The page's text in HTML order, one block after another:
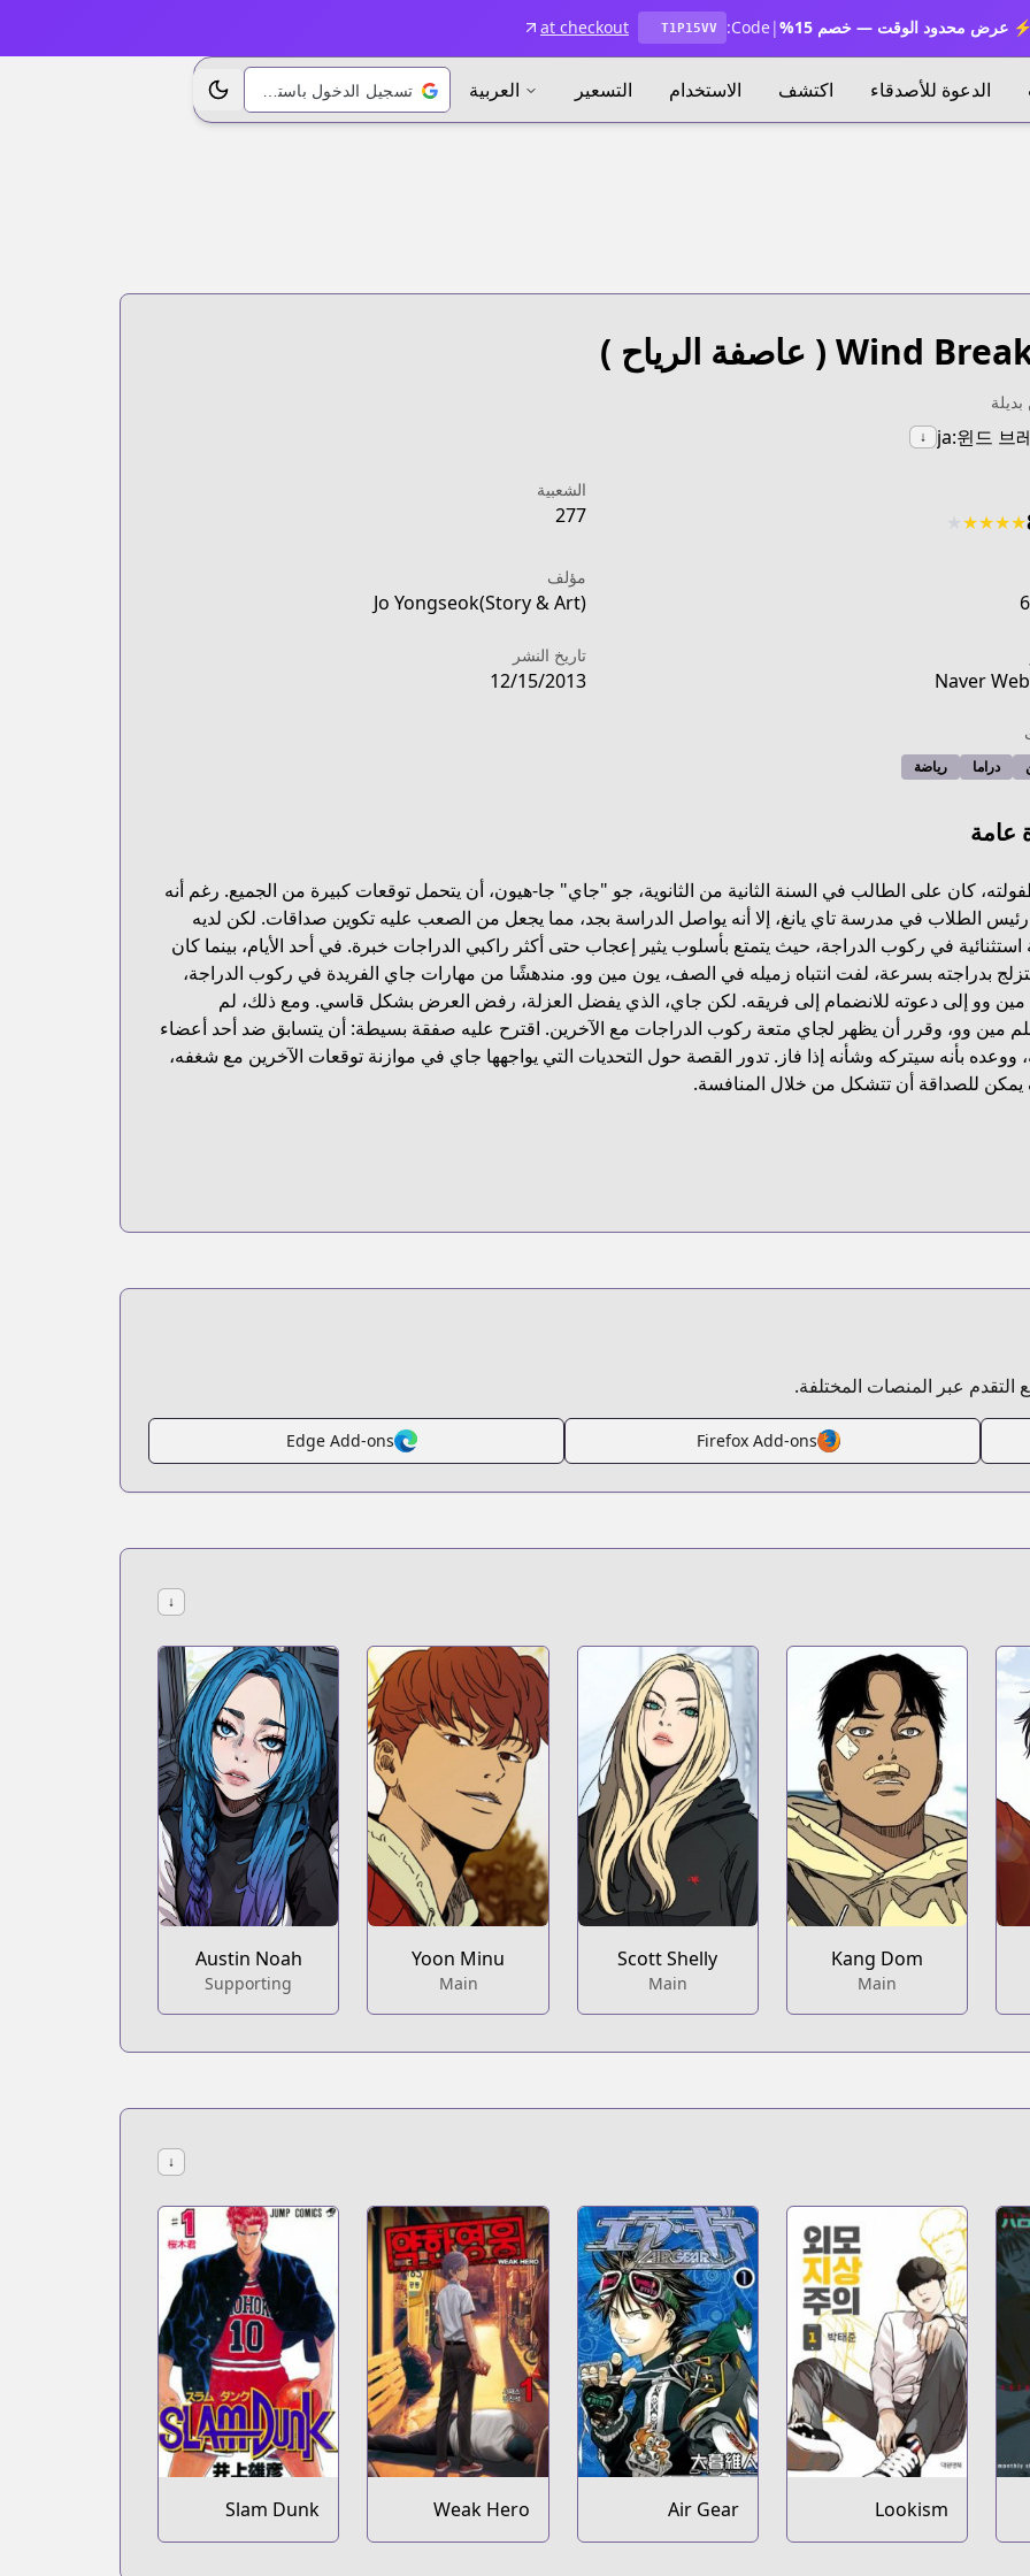
⚡ عرض محدود الوقت — خصم 15% |
Code:
T1P15VV
at checkout
الدعوة للأصدقاء اكتشف الاستخدام التسعير العربية تبديل الموضوع
list?title_no=252&isChineseMainland=true&subGenreName=励志
https://www.webtoons.com/zh-
https://www.webtoons.com/
http://www.webtoons.com/
http://
Wind ( عاصفة الرياح )
ja:윈드 브
↓
★
★
★
★
الشعبية
277
مؤلف
Jo Yongseok(Story & Art)
Naver
تاريخ النشر
12/15/2013
دراما رياضة
عامة
كان على الطالب في السنة الثانية من الثانوية، جو "جاي" جا-هيون، أن يتحمل توقعات كبيرة من الجميع. رغم أنه
الطلاب في مدرسة تاي يانغ، إلا أنه يواصل الدراسة بجد، مما يجعل من الصعب عليه تكوين صداقات. لكن لديه
استثنائية في ركوب الدراجة، حيث يتمتع بأسلوب يثير إعجاب حتى أكثر راكبي الدراجات خبرة. في أحد الأيام، بينما كان
بدراجته بسرعة، لفت انتباه زميله في الصف، يون مين وو. مندهشًا من مهارات جاي الفريدة في ركوب الدراجة،
وو إلى دعوته للانضمام إلى فريقه. لكن جاي، الذي يفضل العزلة، رفض العرض بشكل قاسي. ومع ذلك، لم
مين وو، وقرر أن يظهر لجاي متعة ركوب الدراجات مع الآخرين. اقترح عليه صفقة بسيطة: أن يتسابق ضد أحد أعضاء
ووعده بأنه سيتركه وشأنه إذا فاز. تدور القصة حول التحديات التي يواجهها جاي في موازنة توقعات الآخرين مع شغفه،
للصداقة أن تتشكل من خلال المنافسة.
التقدم عبر المنصات المختلفة.
Firefox Add-ons
Edge Add-ons
↓
Kang Dom
Main
Scott Shelly
Main
Yoon Minu
Main
Austin Noah
Supporting
↓
Lookism
Air Gear
Weak Hero
Slam Dunk